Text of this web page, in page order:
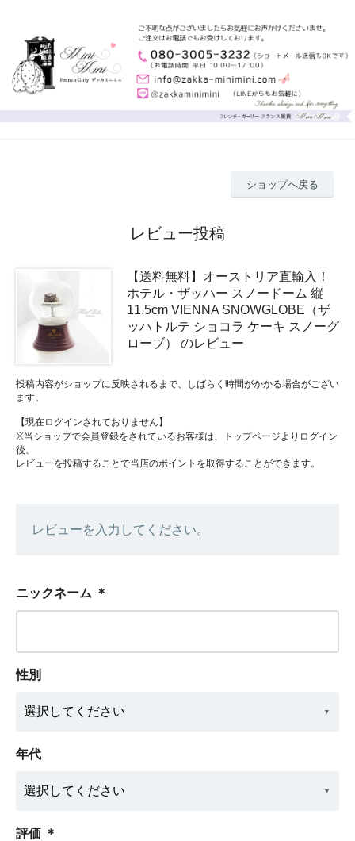
ショップへ戻る
レビュー投稿
【送料無料】オーストリア直輸入！
ホテル・ザッハー スノードーム 縦
11.5cm VIENNA SNOWGLOBE（ザ
ッハトルテ ショコラ ケーキ スノーグ
ローブ） のレビュー
投稿内容がショップに反映されるまで、しばらく時間がかかる場合がござい
ます。
【現在ログインされておりません】
※当ショップで会員登録をされているお客様は、トップページよりログイン
後、
レビューを投稿することで当店のポイントを取得することができます。
レビューを入力してください。
ニックネーム ＊
性別
年代
評価 ＊